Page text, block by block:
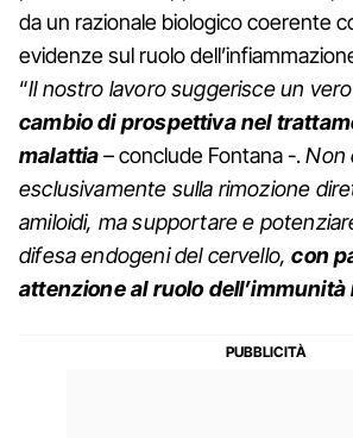
da un razionale biologico coerente
evidenze sul ruolo
“Il nostro lavoro suggerisce un
cambio di prospettiva nel
malattia– conclude Fontana -.Non
esclusivamente sulla rimozione
amiloidi, ma supportare e
difesa endogeni del cervello,con
attenzione al ruolo dell’immunità